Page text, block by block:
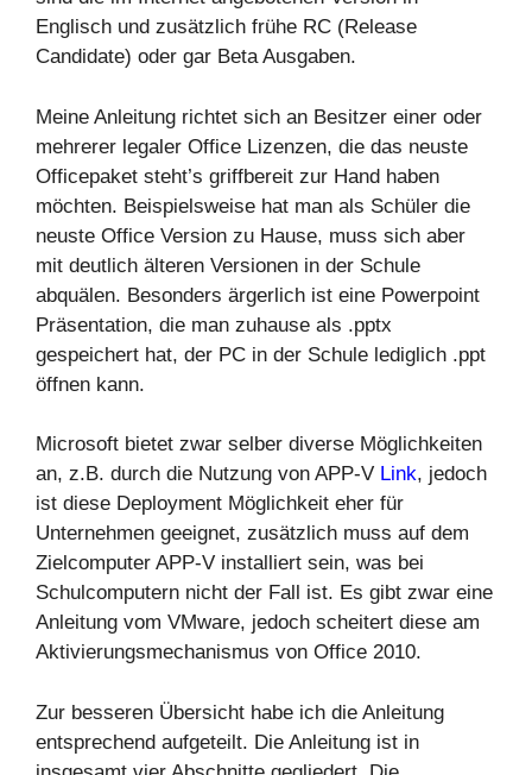
Englisch und zusätzlich frühe RC (Release
Candidate) oder gar Beta Ausgaben.
Meine Anleitung richtet sich an Besitzer einer oder
mehrerer legaler Office Lizenzen, die das neuste
Officepaket steht’s griffbereit zur Hand haben
möchten. Beispielsweise hat man als Schüler die
neuste Office Version zu Hause, muss sich aber
mit deutlich älteren Versionen in der Schule
abquälen. Besonders ärgerlich ist eine Powerpoint
Präsentation, die man zuhause als .pptx
gespeichert hat, der PC in der Schule lediglich .ppt
öffnen kann.
Microsoft bietet zwar selber diverse Möglichkeiten
an, z.B. durch die Nutzung von APP-V Link, jedoch
ist diese Deployment Möglichkeit eher für
Unternehmen geeignet, zusätzlich muss auf dem
Zielcomputer APP-V installiert sein, was bei
Schulcomputern nicht der Fall ist. Es gibt zwar eine
Anleitung vom VMware, jedoch scheitert diese am
Aktivierungsmechanismus von Office 2010.
Zur besseren Übersicht habe ich die Anleitung
entsprechend aufgeteilt. Die Anleitung ist in